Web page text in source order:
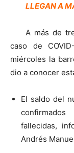
LLEGAN A
A más de
caso de
miércoles la
dio a conocer
El saldo del
fallecidas,
Andrés